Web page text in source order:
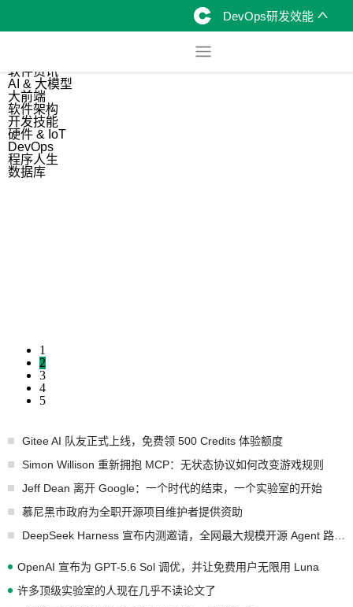
DevOps研发效能
软件资讯
AI & 大模型
大前端
软件架构
开发技能
硬件 & IoT
DevOps
程序人生
数据库
1
2
3
4
5
Gitee AI 队友正式上线，免费领 500 Credits 体验额度
Simon Willison 重新拥抱 MCP：无状态协议如何改变游戏规则
Jeff Dean 离开 Google：一个时代的结束，一个实验室的开始
慕尼黑市政府为全职开源项目维护者提供资助
OpenAI 宣布为 GPT-5.6 Sol 调优，并让免费用户无限用 Luna
许多顶级实验室的人现在几乎不读论文了